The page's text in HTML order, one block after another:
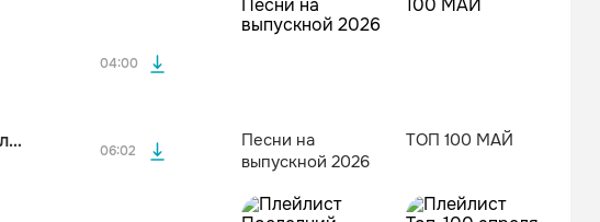
04:00
Сансара (feat. Диана Арбенина, Александр Ф. Скляр, Сергей Бобунец, Sunsay, Скриптонит, Ант) 06:02
Песни на
выпускной 2026
ТОП 100 МАЙ